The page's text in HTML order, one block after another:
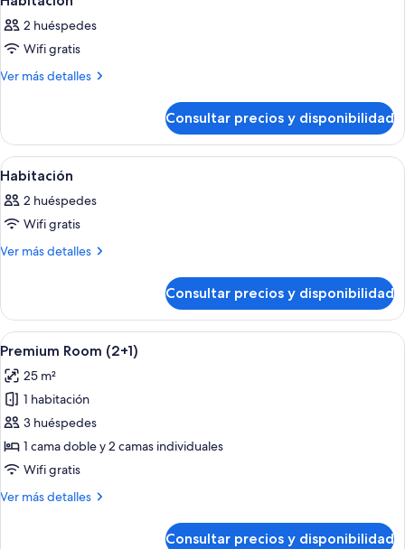
todas
las
fotos
de
2 huéspedes
Wifi gratis
Ver más detalles
Más
Consultar precios y disponibilidad
Abrir
todas
las
fotos
de
Una habitación de hotel con
6
Habitación
2 huéspedes
Wifi gratis
Ver más detalles
Más
Consultar precios y disponibilidad
Abrir
todas
las
fotos
de
Premium
Room
Una habitación de hotel moderna
4
Premium Room (2+1)
25 m²
1 habitación
3 huéspedes
1 cama doble y 2 camas individuales
Wifi gratis
Ver más detalles
Más
Consultar precios y disponibilidad